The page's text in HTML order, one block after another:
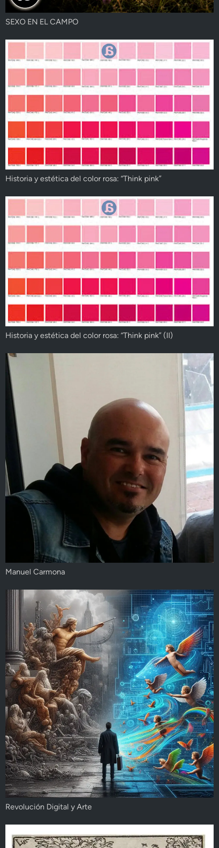
SEXO EN EL CAMPO
Historia y estética del color rosa: “Think pink”
Historia y estética del color rosa: “Think pink” (II)
Manuel Carmona
Revolución Digital y Arte